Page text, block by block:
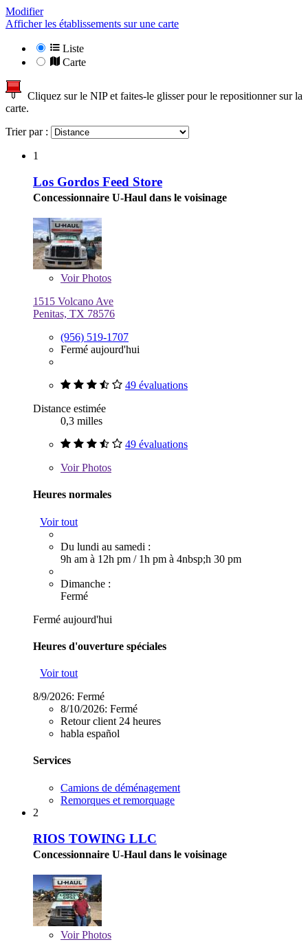
Modifier
Afficher les établissements sur une carte
Liste
Carte
Cliquez sur le NIP et faites-le glisser pour le repositionner sur la
carte.
Trier par :
1
Los Gordos Feed Store
Concessionnaire U-Haul dans le voisinage
VoirPhotos
1515 Volcano Ave
Penitas, TX 78576
(956) 519-1707
Fermé aujourd'hui
49 évaluations
Distance estimée
0,3 milles
49 évaluations
VoirPhotos
Heures normales
Voir tout
Du lundi au samedi :
9h am à 12h pm / 1h pm à 4nbsp;h 30 pm
Dimanche :
Fermé
Fermé aujourd'hui
Heures d'ouverture spéciales
Voir tout
8/9/2026: Fermé
8/10/2026: Fermé
Retour client 24 heures
habla español
Services
Camions de déménagement
Remorques et remorquage
2
RIOS TOWING LLC
Concessionnaire U-Haul dans le voisinage
VoirPhotos